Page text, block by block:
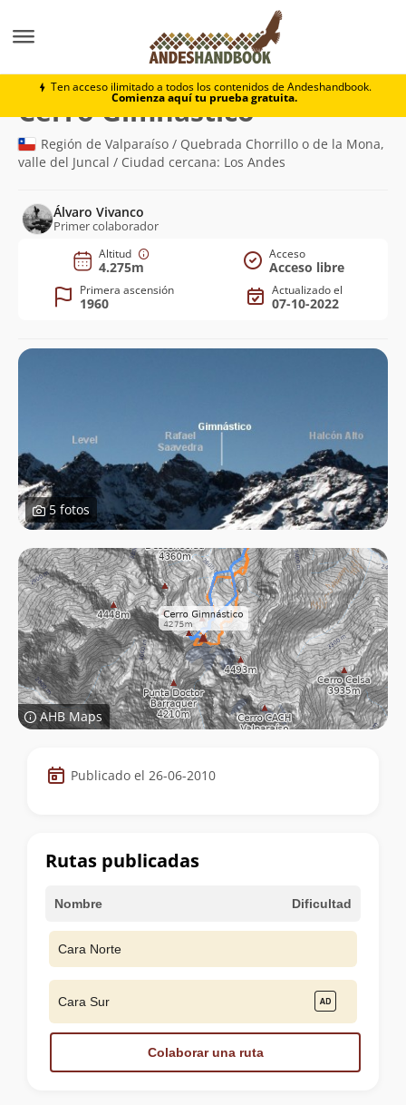
Ten acceso ilimitado a todos los contenidos de Andeshandbook.
Comienza aquí tu prueba gratuita.
Cerro Gimnástico
Cerro Gimnástico(4.275m)
Región de Valparaíso / Quebrada Chorrillo o de la Mona,
valle del Juncal / Ciudad cercana: Los Andes
Álvaro Vivanco
Primer colaborador
Altitud
4.275m
Acceso
Acceso libre
Primera ascensión
1960
Actualizado el
07-10-2022
5 fotos
AHB Maps
Datos
de
cumbre
Publicado el 26-06-2010
Rutas publicadas
Nombre Dificultad
Cara Norte
Cara Sur
Colaborar una ruta